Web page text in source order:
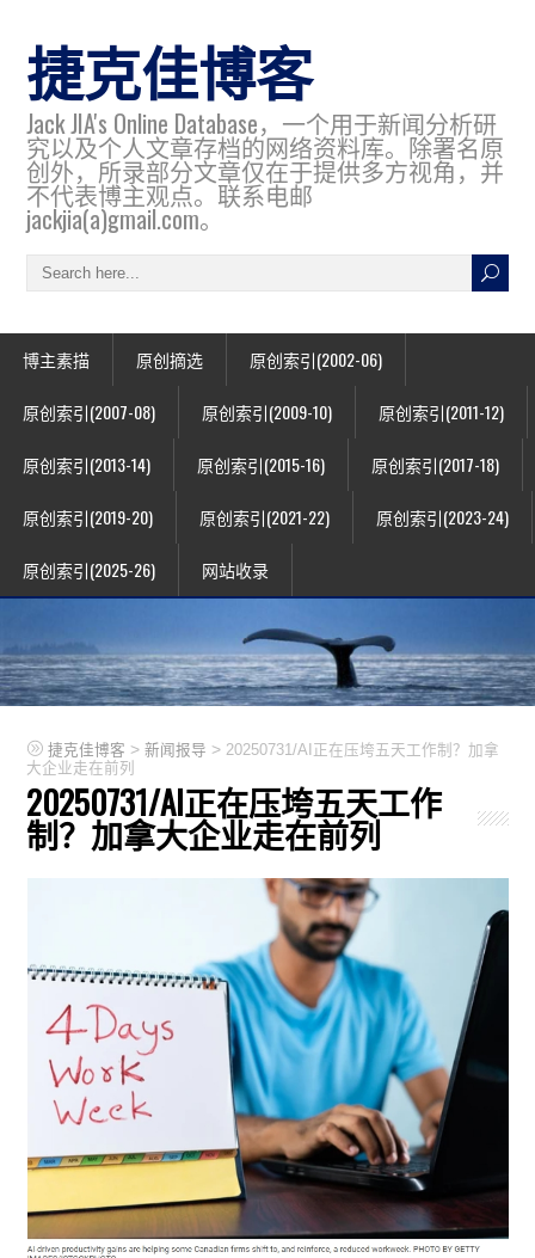
捷克佳博客
Jack JIA's Online Database，一个用于新闻分析研
究以及个人文章存档的网络资料库。除署名原
创外，所录部分文章仅在于提供多方视角，并
不代表博主观点。联系电邮
jackjia(a)gmail.com。
博主素描 原创摘选 原创索引(2002-06)
原创索引(2007-08) 原创索引(2009-10) 原创索引(2011-12)
原创索引(2013-14) 原创索引(2015-16) 原创索引(2017-18)
原创索引(2019-20) 原创索引(2021-22) 原创索引(2023-24)
原创索引(2025-26) 网站收录
捷克佳博客 >新闻报导 > 20250731/AI正在压垮五天工作制？加拿
大企业走在前列
20250731/AI正在压垮五天工作
制？加拿大企业走在前列